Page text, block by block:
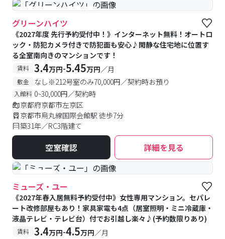
#予約受付中 #空室待ち
グリーンハイツ
《2027年度 先行予約受付中！》インターネット無料！オートロ
ック・防犯カメラ付きで防犯面も安心♪閑静な住宅地に位置す
る全室南向きのマンションです！
賃料 3.4万円-5.45万円／月
敷金 なし※212号室のみ70,000円／契約時お預り
入館料 0~30,000円／契約時
京都府京都市左京区
京都市烏丸線国際会館駅 徒歩7分
築31年／RC3階建て
空室確認 詳細を見る
#女性専用
ミューズ・ユー
《2027年春入居無料予約受付中》女性専用マンション。セパレ
ート改修部屋もあり！家具家電も4点（居室照明・ミニ冷蔵庫・
液晶テレビ・テレビ台）付でお引越し楽々♪(予約数限りあり)
賃料 3.4万円-4.5万円／月